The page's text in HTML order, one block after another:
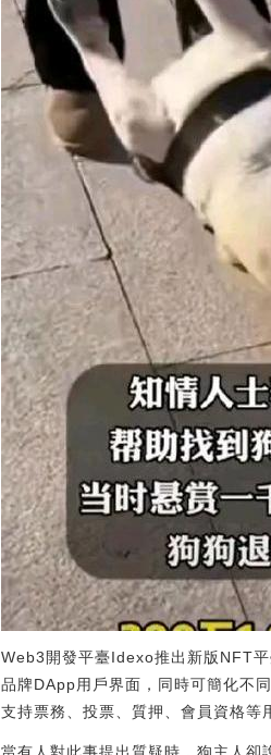
Web3開發平臺Idexo推出新版NFT
品牌DApp用戶界面，同時可簡化不
支持票務、投票、質押、會員資格